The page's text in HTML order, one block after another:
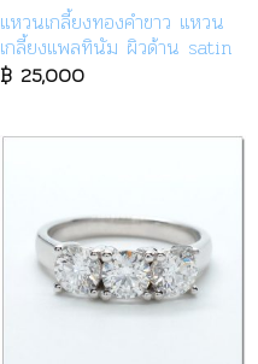
แหวนเกลี้ยงทองคำขาว แหวน
เกลี้ยงแพลทินัม ผิวด้าน satin
฿25,000